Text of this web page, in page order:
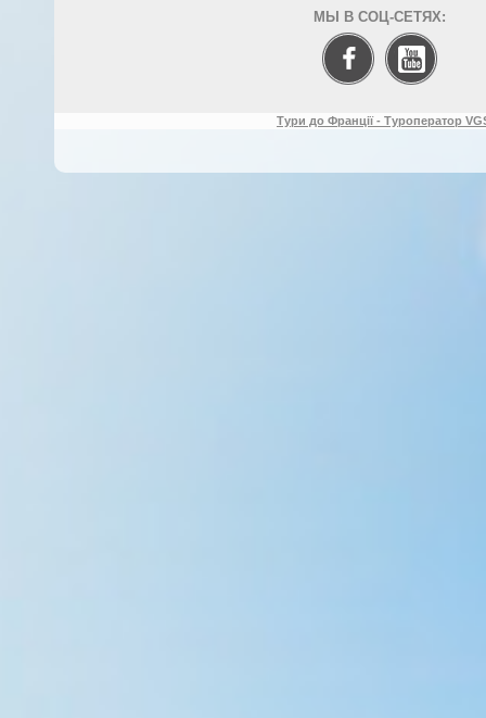
МЫ В СОЦ-СЕТЯХ:
Тури до Франції - Туроператор